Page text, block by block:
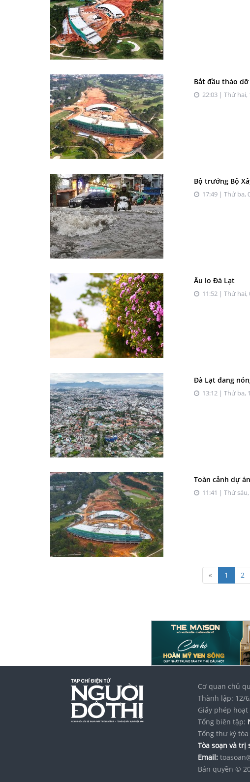
Bắt đầu tháo
22:03 | Thứ hai,
Bộ trưởng Bộ
17:49 | Thứ ba,
Âu lo Đà Lạt
11:52 | Thứ hai,
Đà Lạt đang
13:12 | Thứ ba,
Toàn cảnh dự
11:41 | Thứ
« 1 2
Cơ quan chủ
Thành lập: 12/
Giấy phép hoạt
Tổng biên tập:
Tổng thư ký
Tòa soạn và trị
Email:
Bản quyền ©